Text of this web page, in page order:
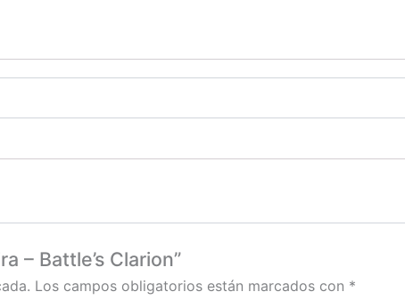
– Battle’s Clarion”
Los campos obligatorios están marcados con *